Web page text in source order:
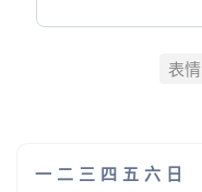
表情
一 二 三 四 五 六 日